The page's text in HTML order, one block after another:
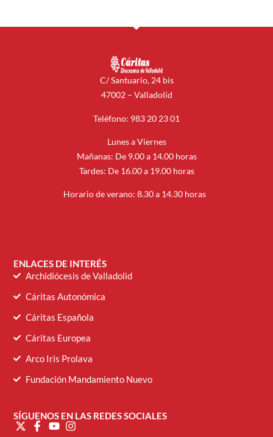
C/ Santuario, 24 bis
47002 – Valladolid
Teléfono: 983 20 23 01
Lunes a Viernes
Mañanas: De 9.00 a 14.00 horas
Tardes: De 16.00 a 19.00 horas
Horario de verano: 8.30 a 14.30 horas
ENLACES DE INTERÉS
Archidiócesis de Valladolid
Cáritas Autonómica
Cáritas Española
Cáritas Europea
Arco Iris Prolava
Fundación Mandamiento Nuevo
SÍGUENOS EN LAS REDES SOCIALES